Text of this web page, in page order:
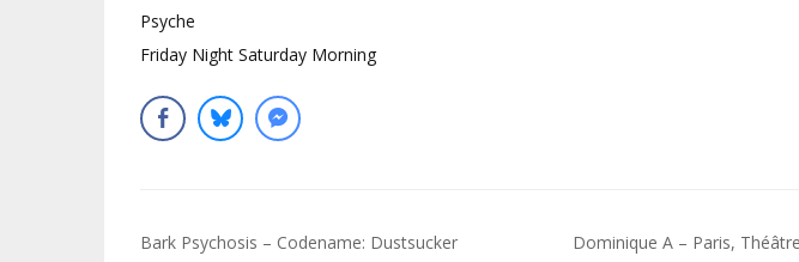
Psyche
Friday Night Saturday Morning
Navigation
Bark Psychosis – Codename: Dustsucker
Dominique A – Paris,